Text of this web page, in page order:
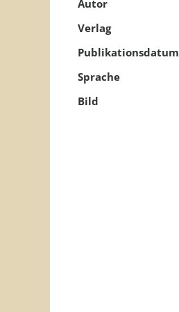
Autor
Verlag
Publikationsdatum
Sprache
Bild